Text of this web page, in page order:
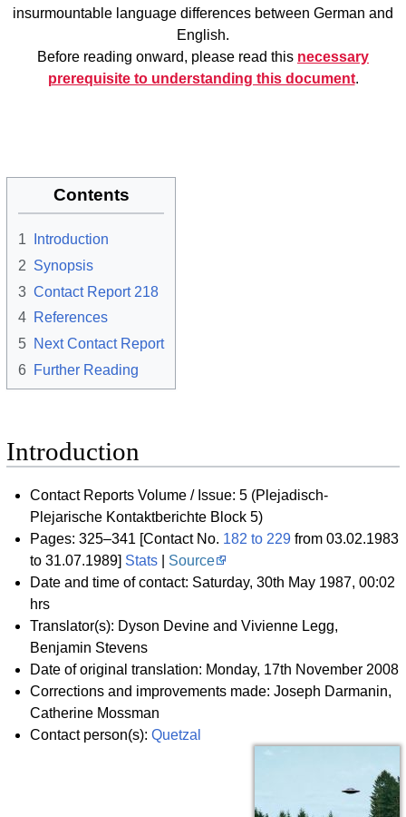
insurmountable language differences between German and
English.
Before reading onward, please read this necessary
prerequisite to understanding this document.
Contents
1
Introduction
2 Synopsis
3 Contact Report 218
4 References
5 Next Contact Report
6 Further Reading
Introduction
Contact Reports Volume / Issue: 5 (Plejadisch-
Plejarische Kontaktberichte Block 5)
Pages: 325–341 [Contact No. 182 to 229from 03.02.1983
to 31.07.1989] Stats| Source
Date and time of contact: Saturday, 30th May 1987, 00:02
hrs
Translator(s): Dyson Devine and Vivienne Legg,
Benjamin Stevens
Date of original translation: Monday, 17th November 2008
Corrections and improvements made: Joseph Darmanin,
Catherine Mossman
Contact person(s): Quetzal